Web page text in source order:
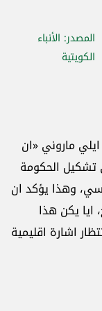
المصدر: الأنباء
الكويتية
ايلي ماروني «ان
تشكيل الحكومة
وهذا يؤكد ان
ايا يكن هذا
اشارة اقليمية